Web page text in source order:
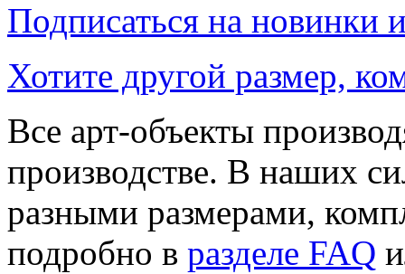
Подписаться на новинки
Хотите другой размер,
Все арт-объекты
производстве. В наших
разными размерами,
подробно в разделе FAQ